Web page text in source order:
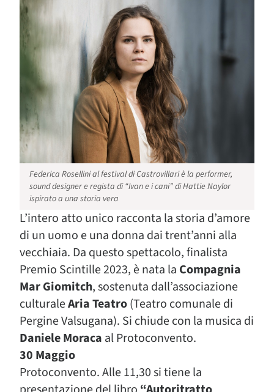
Federica Rosellini al festival di Castrovillari è la performer,
sound designer e regista di “Ivan e i cani” di Hattie Naylor
ispirato a una storia vera
L’intero atto unico racconta la storia d’amore
di un uomo e una donna dai trent’anni alla
vecchiaia. Da questo spettacolo, finalista
Premio Scintille 2023, è nata la Compagnia
Mar Giomitch, sostenuta dall’associazione
culturaleAria Teatro(Teatro comunale di
Pergine Valsugana). Si chiude con la musica di
Daniele Moraca al Protoconvento.
30 Maggio
Protoconvento. Alle 11,30 si tiene la